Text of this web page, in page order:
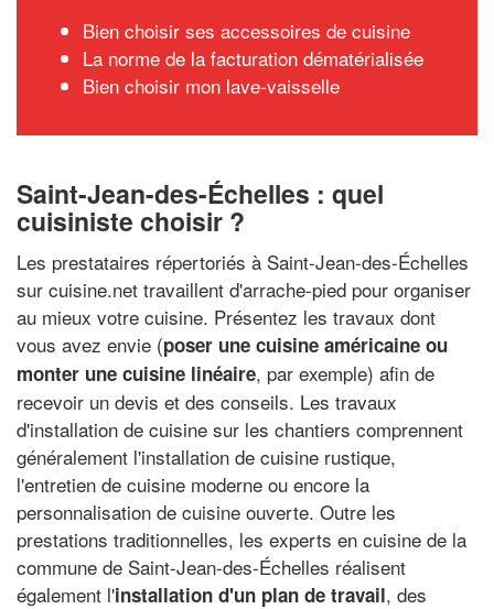
Bien choisir ses accessoires de cuisine
La norme de la facturation dématérialisée
Bien choisir mon lave-vaisselle
Saint-Jean-des-Échelles : quel
cuisiniste choisir ?
Les prestataires répertoriés à Saint-Jean-des-Échelles
sur cuisine.net travaillent d'arrache-pied pour organiser
au mieux votre cuisine. Présentez les travaux dont
vous avez envie (poser une cuisine américaine ou
monter une cuisine linéaire, par exemple) afin de
recevoir un devis et des conseils. Les travaux
d'installation de cuisine sur les chantiers comprennent
généralement l'installation de cuisine rustique,
l'entretien de cuisine moderne ou encore la
personnalisation de cuisine ouverte. Outre les
prestations traditionnelles, les experts en cuisine de la
commune de Saint-Jean-des-Échelles réalisent
également l'installation d'un plan de travail, des